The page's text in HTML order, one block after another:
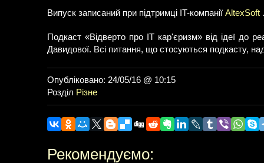
Випуск записаний при підтримці IT-компанії AltexSoft .
Подкаст «Відверто про IT кар'єризм» від ідеї до
Давидової. Всі питання, що стосуються подкасту,
Опубліковано: 24/05/16 @ 10:15
Розділ Різне
Рекомендуємо: